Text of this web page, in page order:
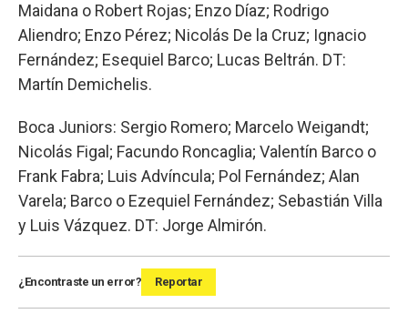
Maidana o Robert Rojas; Enzo Díaz; Rodrigo
Aliendro; Enzo Pérez; Nicolás De la Cruz; Ignacio
Fernández; Esequiel Barco; Lucas Beltrán. DT:
Martín Demichelis.
Boca Juniors: Sergio Romero; Marcelo Weigandt;
Nicolás Figal; Facundo Roncaglia; Valentín Barco o
Frank Fabra; Luis Advíncula; Pol Fernández; Alan
Varela; Barco o Ezequiel Fernández; Sebastián Villa
y Luis Vázquez. DT: Jorge Almirón.
¿Encontraste un error? Reportar